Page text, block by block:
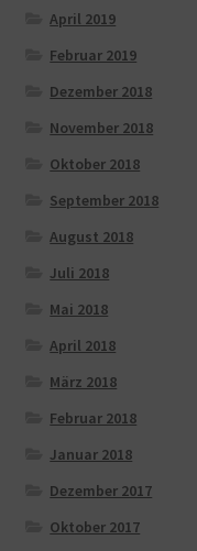
April 2019
Februar 2019
Dezember 2018
November 2018
Oktober 2018
September 2018
August 2018
Juli 2018
Mai 2018
April 2018
März 2018
Februar 2018
Januar 2018
Dezember 2017
Oktober 2017